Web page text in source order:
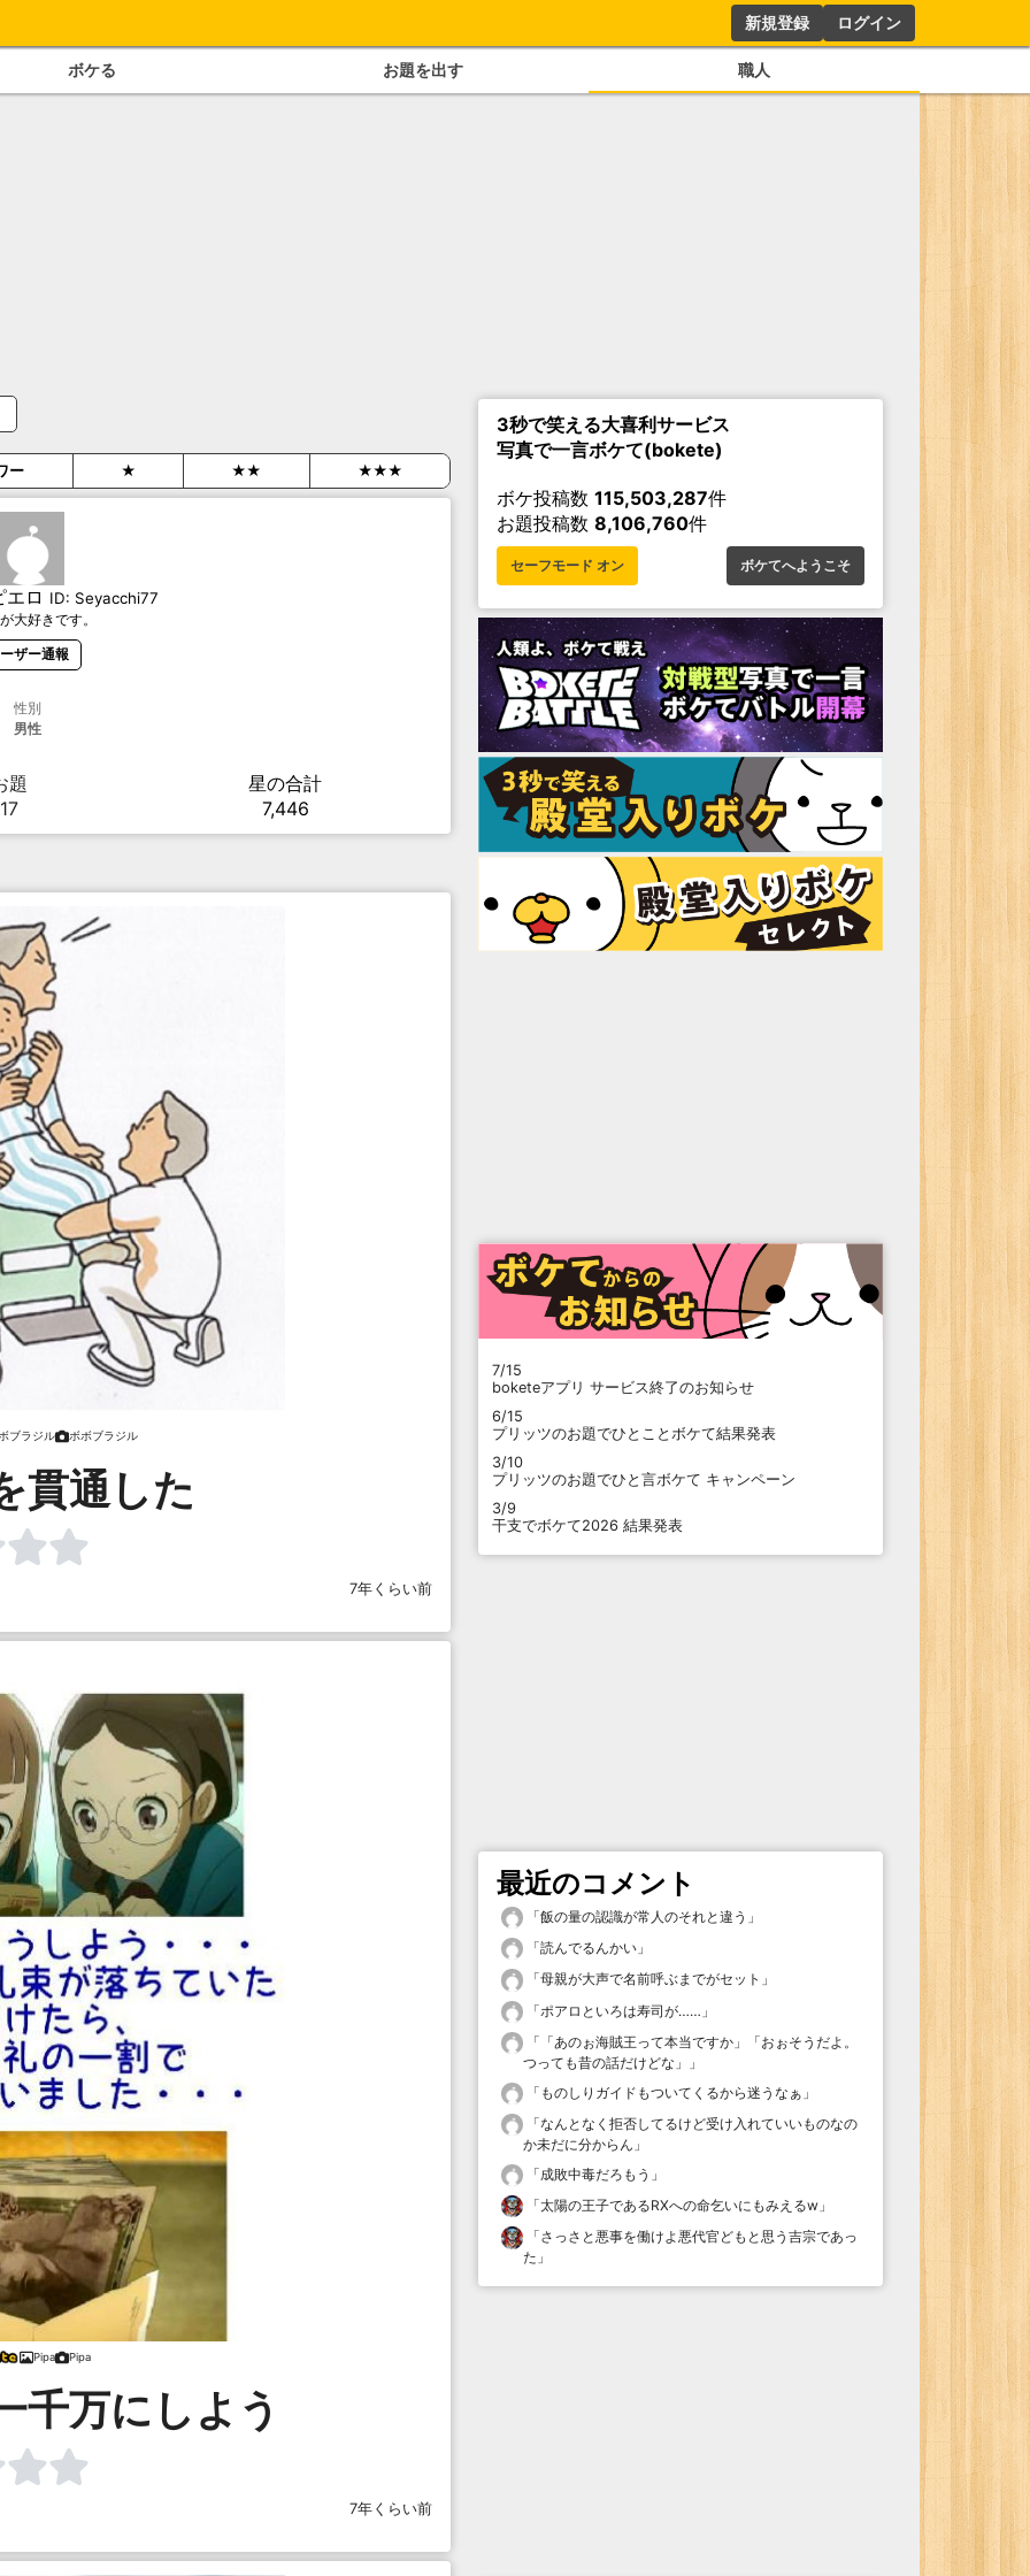
新規登録 ログイン
ボケる お題を出す 職人
ー ★ ★★ ★★★
ロ ID: Seyacchi77
大好きです。
ザー通報
性別
男性
題
17
星の合計
7,446
ブラジル ボボブラジル
貫通した
7年くらい前
Pipa Pipa
千万にしよう
7年くらい前
3秒で笑える大喜利サービス
写真で一言ボケて(bokete)
ボケ投稿数 115,503,287件
お題投稿数 8,106,760件
セーフモード オン ボケてへようこそ
7/15
boketeアプリ サービス終了のお知らせ
6/15
プリッツのお題でひとことボケて結果発表
3/10
プリッツのお題でひと言ボケて キャンペーン
3/9
干支でボケて2026 結果発表
最近のコメント
「飯の量の認識が常人のそれと違う 」
「読んでるんかい 」
「母親が大声で名前呼ぶまでがセット 」
「ポアロといろは寿司が…… 」
「 「あのぉ海賊王って本当ですか」「おぉそうだよ。
つっても昔の話だけどな」
」
「 ものしりガイドもついてくるから迷うなぁ 」
「なんとなく拒否してるけど受け入れていいものなの
か未だに分からん 」
「成敗中毒だろもう 」
「太陽の王子であるRXへの命乞いにもみえるw 」
「さっさと悪事を働けよ悪代官どもと思う吉宗であっ
た 」